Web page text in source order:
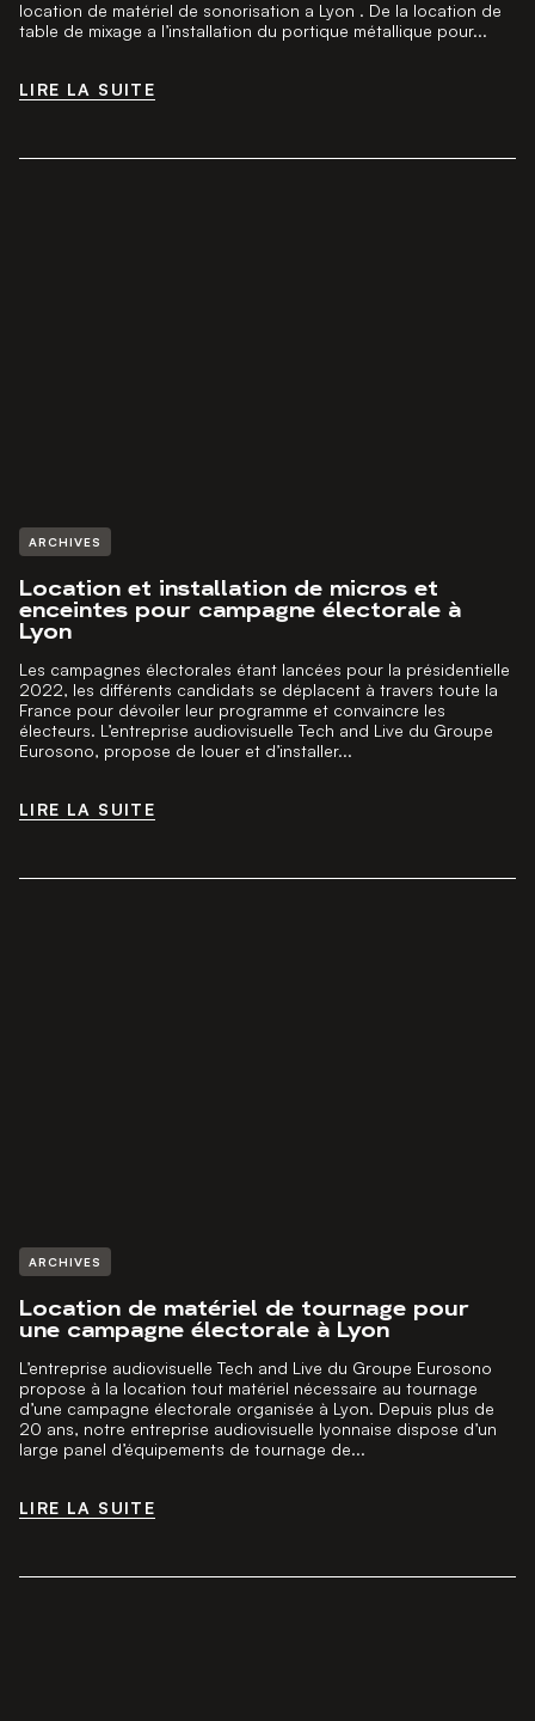
location de matériel de sonorisation a Lyon . De la location de
table de mixage a l’installation du portique métallique pour...
LIRE LA SUITE
ARCHIVES
Location et installation de micros et
enceintes pour campagne électorale à
Lyon
Les campagnes électorales étant lancées pour la présidentielle
2022, les différents candidats se déplacent à travers toute la
France pour dévoiler leur programme et convaincre les
électeurs. L’entreprise audiovisuelle Tech and Live du Groupe
Eurosono, propose de louer et d’installer...
LIRE LA SUITE
ARCHIVES
Location de matériel de tournage pour
une campagne électorale à Lyon
L’entreprise audiovisuelle Tech and Live du Groupe Eurosono
propose à la location tout matériel nécessaire au tournage
d’une campagne électorale organisée à Lyon. Depuis plus de
20 ans, notre entreprise audiovisuelle lyonnaise dispose d’un
large panel d’équipements de tournage de...
LIRE LA SUITE